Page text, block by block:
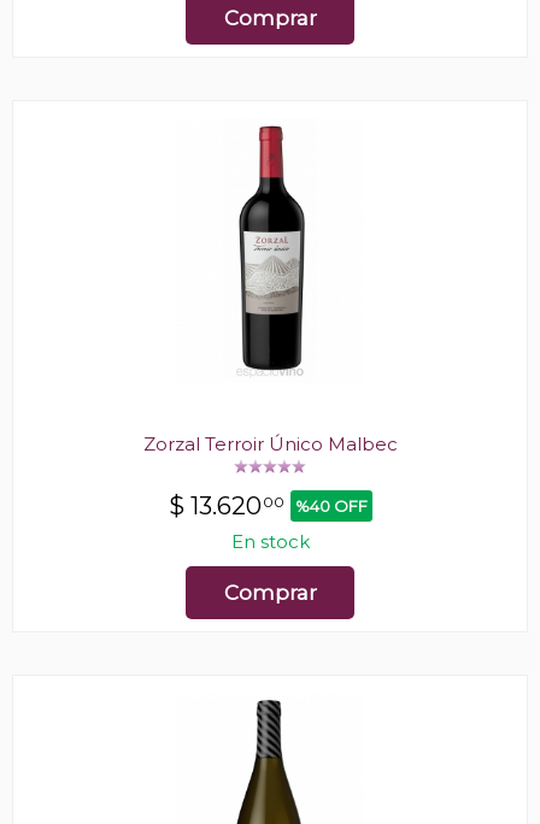
Comprar
Zorzal Terroir Único Malbec
$ 13.62000 %40 OFF
En stock
Comprar